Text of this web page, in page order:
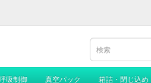
吸制御 真空パック 箱詰・閉じ込め